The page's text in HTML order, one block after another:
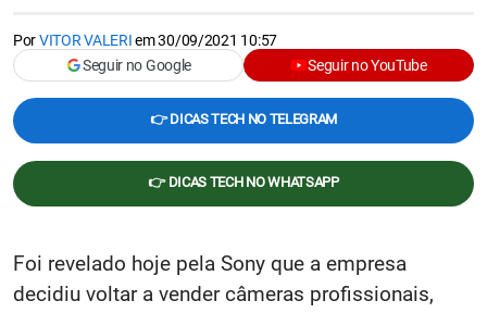
PorVITOR VALERIem30/09/2021 10:57
Seguir no Google
Seguir no YouTube
👉 DICAS TECH NO TELEGRAM
👉 DICAS TECH NO WHATSAPP
Foi revelado hoje pela Sony que a empresa
decidiu voltar a vender câmeras profissionais,